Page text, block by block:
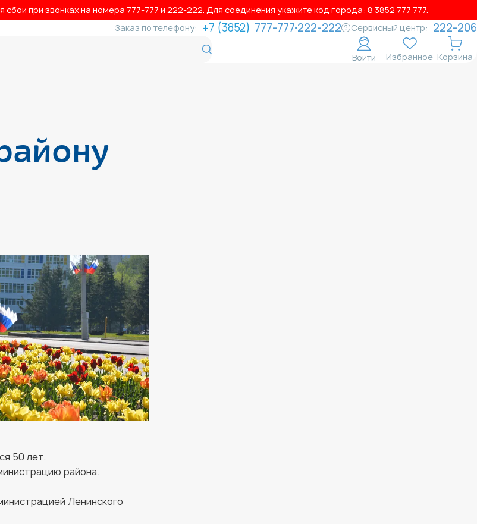
при звонках на номера 777‑777 и 222‑222. Для соединения укажите код города: 8 3852 777 777.
Заказ по телефону: +7 (3852) 777-777 222-222 Сервисный центр: 222-206
Войти Избранное Корзина
50 лет.
района.
Ленинского